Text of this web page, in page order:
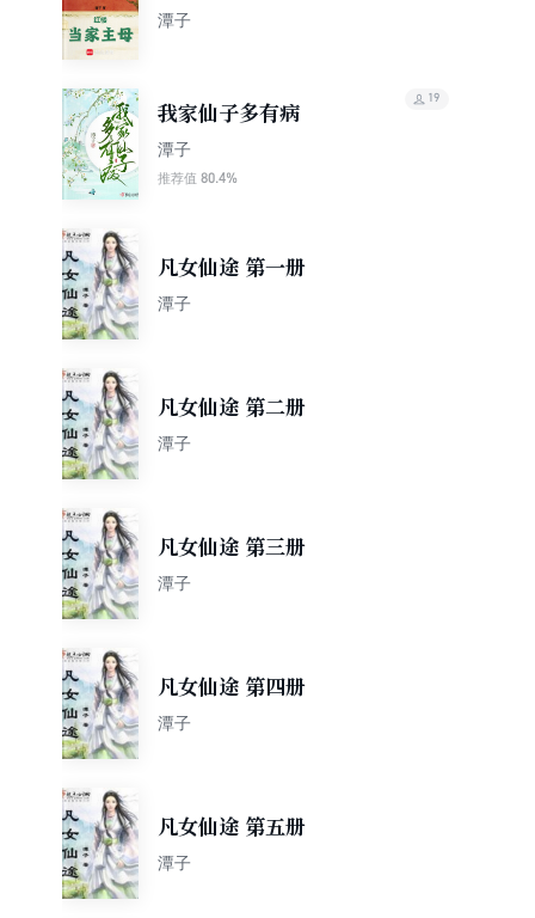
潭子
我家仙子多有病
潭子
推荐值 80.4%
19
凡女仙途 第一册
潭子
凡女仙途 第二册
潭子
凡女仙途 第三册
潭子
凡女仙途 第四册
潭子
凡女仙途 第五册
潭子